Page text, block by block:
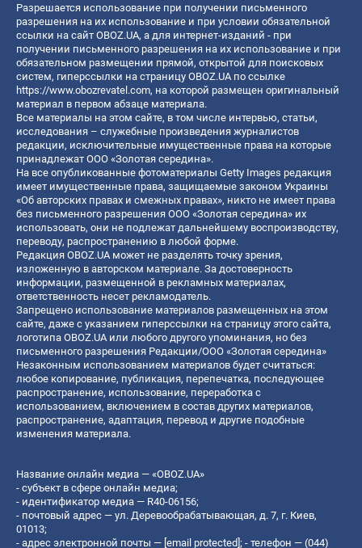
Разрешается использование при получении письменного
разрешения на их использование и при условии обязательной
ссылки на сайт OBOZ.UA, а для интернет-изданий - при
получении письменного разрешения на их использование и при
обязательном размещении прямой, открытой для поисковых
систем, гиперссылки на страницу OBOZ.UA по ссылке
https://www.obozrevatel.com, на которой размещен оригинальный
материал в первом абзаце материала.
Все материалы на этом сайте, в том числе интервью, статьи,
исследования – служебные произведения журналистов
редакции, исключительные имущественные права на которые
принадлежат ООО «Золотая середина».
На все опубликованные фотоматериалы Getty Images редакция
имеет имущественные права, защищаемые законом Украины
«Об авторских правах и смежных правах», никто не имеет права
без письменного разрешения ООО «Золотая середина» их
использовать, они не подлежат дальнейшему воспроизводству,
переводу, распространению в любой форме.
Редакция OBOZ.UA может не разделять точку зрения,
изложенную в авторском материале. За достоверность
информации, размещенной в рекламных материалах,
ответственность несет рекламодатель.
Запрещено использование материалов размещенных на этом
сайте, даже с указанием гиперссылки на страницу этого сайта,
логотипа OBOZ.UA или любого другого упоминания, но без
письменного разрешения Редакции/ООО «Золотая середина»
Незаконным использованием материалов будет считаться:
любое копирование, публикация, перепечатка, последующее
распространение, использование, переработка с
использованием, включением в состав других материалов,
распространение, адаптация, перевод и другие подобные
изменения материала.
Название онлайн медиа — «OBOZ.UA»
- субъект в сфере онлайн медиа;
- идентификатор медиа — R40-06156;
- почтовый адрес — ул. Деревообрабатывающая, д. 7, г. Киев,
01013;
- адрес электронной почты — [email protected] ; - телефон — (044)